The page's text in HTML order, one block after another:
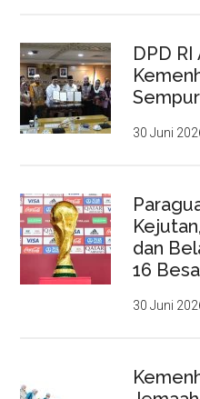
DPD
30 Juni
dan
16
30 Juni